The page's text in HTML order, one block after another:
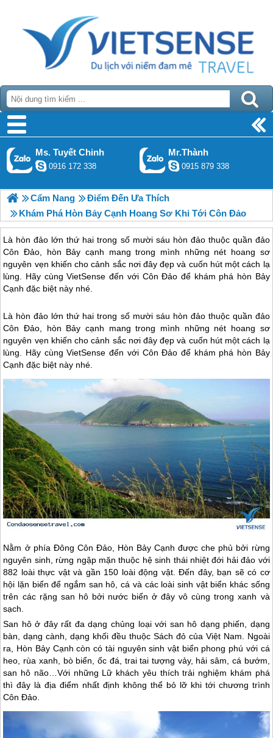
Ms. Tuyết Chinh
0916 172 338
Mr.Thành
0915 879 338
Cẩm Nang
Điểm Đến Ưa Thích
Khám Phá Hòn Bảy Cạnh Hoang Sơ Khi Tới Côn Đảo
Là hòn đảo lớn thứ hai trong số mười sáu hòn đảo thuộc quần đảo
Côn Đảo, hòn Bảy cạnh mang trong mình những nét hoang sơ
nguyên vẹn khiến cho cảnh sắc nơi đây đẹp và cuốn hút một cách lạ
lùng. Hãy cùng VietSense đến với Côn Đảo để khám phá hòn Bảy
Cạnh đặc biệt này nhé.
Là hòn đảo lớn thứ hai trong số mười sáu hòn đảo thuộc quần đảo
Côn Đảo, hòn Bảy cạnh mang trong mình những nét hoang sơ
nguyên vẹn khiến cho cảnh sắc nơi đây đẹp và cuốn hút một cách lạ
lùng. Hãy cùng VietSense đến với Côn Đảo để khám phá hòn Bảy
Cạnh đặc biệt này nhé.
Nằm ở phía Đông Côn Đảo, Hòn Bảy Cạnh được che phủ bởi rừng
nguyên sinh, rừng ngập mặn thuộc hệ sinh thái nhiệt đới hải đảo với
882 loài thực vật và gần 150 loài động vật. Đến đây, bạn sẽ có cơ
hội lặn biển để ngắm san hô, cá và các loài sinh vật biển khác sống
trên các rặng san hô bởi nước biển ở đây vô cùng trong xanh và
sạch.
San hô ở đây rất đa dạng chủng loại với san hô dạng phiến, dạng
bàn, dạng cành, dạng khối đều thuộc Sách đỏ của Việt Nam. Ngoài
ra, Hòn Bảy Cạnh còn có tài nguyên sinh vật biển phong phú với cá
heo, rùa xanh, bò biển, ốc đá, trai tai tượng vảy, hải sâm, cá bướm,
san hô não…Với những Lữ khách yêu thích trải nghiệm khám phá
thì đây là địa điểm nhất định không thể bỏ lỡ khi tới chương trình
Côn Đảo.